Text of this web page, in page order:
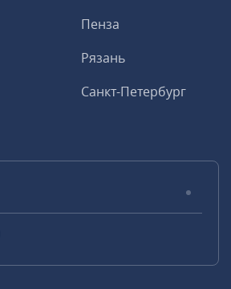
Пенза
Рязань
Санкт-Петербург